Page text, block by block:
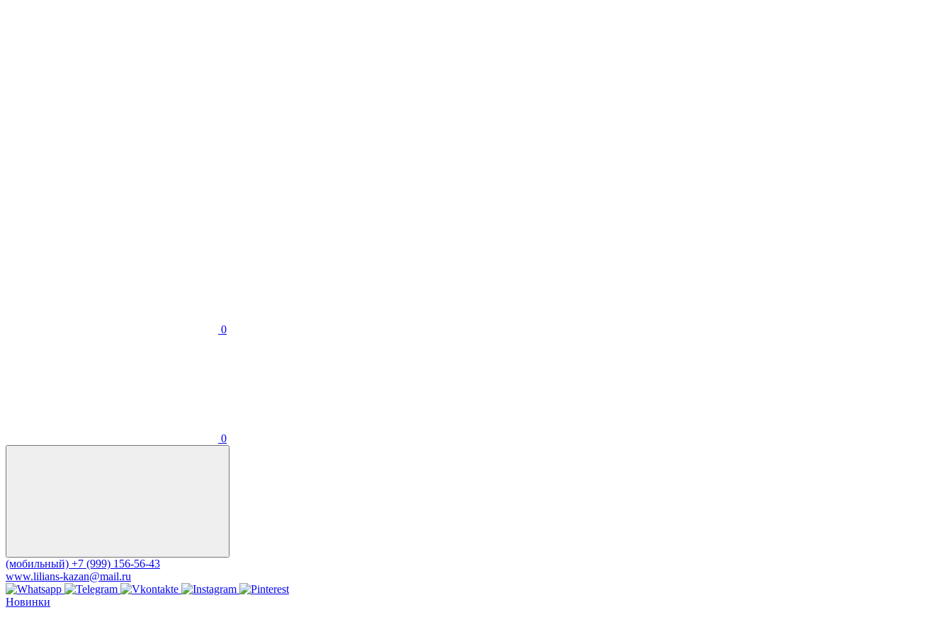
0
0
(мобильный) +7 (999) 156-56-43
www.lilians-kazan@mail.ru
Новинки